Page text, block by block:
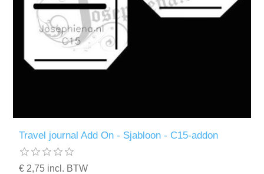
Travel journal Add On - Sjabloon - C15-addon
€ 2,75 incl. BTW